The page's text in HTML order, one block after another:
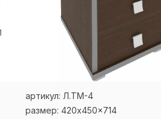
артикул: Л.ТМ-4
размер: 420x450x714